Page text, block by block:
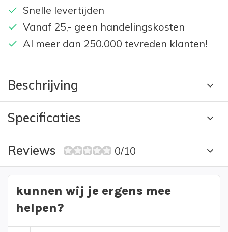
Snelle levertijden
Vanaf 25,- geen handelingskosten
Al meer dan 250.000 tevreden klanten!
Beschrijving
Specificaties
Reviews 0/10
kunnen wij je ergens mee
helpen?